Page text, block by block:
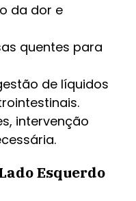
da dor e
quentes para
de líquidos
intervenção
Esquerdo